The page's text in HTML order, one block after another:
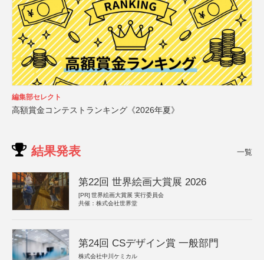
編集部セレクト
高額賞金コンテストランキング《2026年夏》
結果発表 一覧
第22回 世界絵画大賞展 2026
[PR] 世界絵画大賞展 実行委員会
共催：株式会社世界堂
第24回 CSデザイン賞 一般部門
株式会社中川ケミカル